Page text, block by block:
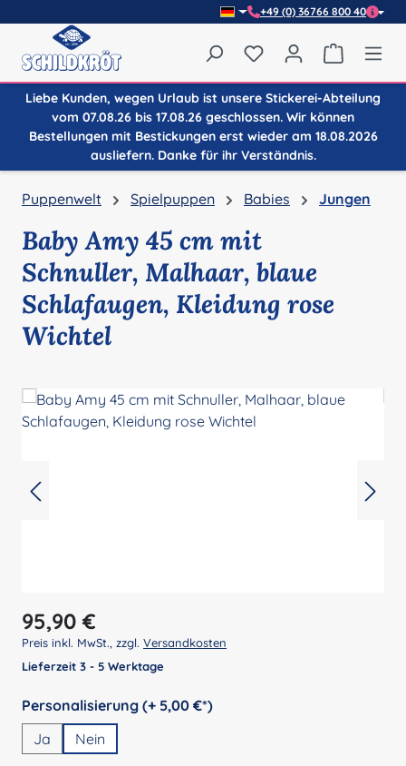
+49 (0) 36766 800 40
Du hast 0 Produkte
Liebe Kunden, wegen Urlaub ist unsere Stickerei-Abteilung
vom 07.08.26 bis 17.08.26 geschlossen. Wir können
Bestellungen mit Bestickungen erst wieder am 18.08.2026
ausliefern. Danke für ihr Verständnis.
Puppenwelt Spielpuppen Babies Jungen
Baby Amy 45 cm mit
Schnuller, Malhaar, blaue
Schlafaugen, Kleidung rose
Wichtel
Regulärer Preis:
95,90 €
Preis inkl. MwSt., zzgl. Versandkosten
Lieferzeit 3 - 5 Werktage
Personalisierung (+ 5,00 €*)auswählen
Ja
Nein